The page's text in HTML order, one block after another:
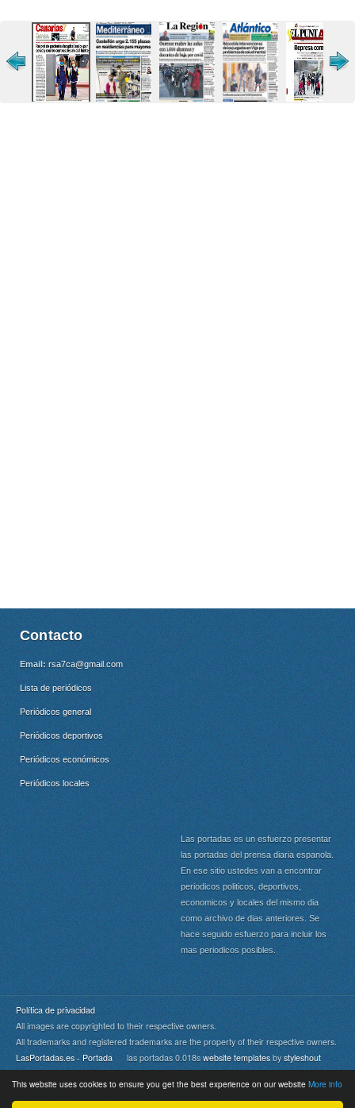
This website uses cookies to ensure you get the best experience on our website More info
Contacto
Email: rsa7ca@gmail.com
Lista de periódicos
Periódicos general
Periódicos deportivos
Periódicos económicos
Periódicos locales
Las portadas es un esfuerzo presentar
las portadas del prensa diaria espanola.
En ese sitio ustedes van a encontrar
periodicos politicos, deportivos,
economicos y locales del mismo dia
como archivo de dias anteriores. Se
hace seguido esfuerzo para incluir los
mas periodicos posibles.
Política de privacidad
All images are copyrighted to their respective owners.
All trademarks and registered trademarks are the property of their respective owners.
LasPortadas.es - Portada las portadas 0.018s website templates by styleshout